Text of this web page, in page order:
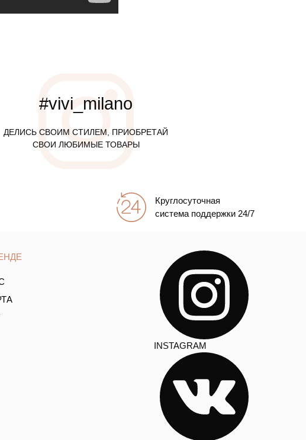
#vivi_milano
ДЕЛИСЬ СВОИМ СТИЛЕМ, ПРИОБРЕТАЙ
СВОИ ЛЮБИМЫЕ ТОВАРЫ
Круглосуточная
система поддержки 24/7
INSTAGRAM